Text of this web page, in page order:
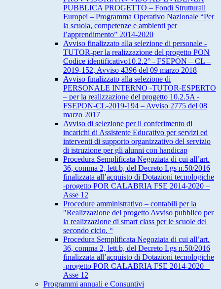
PUBBLICA PROGETTO – Fondi Strutturali
Europei – Programma Operativo Nazionale “Per
la scuola, competenze e ambienti per
l’apprendimento” 2014-2020
Avviso finalizzato alla selezione di personale -
TUTOR-per la realizzazione del progetto PON
Codice identificativo10.2.2° - FSEPON – CL –
2019-152, Avviso 4396 del 09 marzo 2018
Avviso finalizzato alla selezione di
PERSONALE INTERNO -TUTOR-ESPERTO
– per la realizzazione del progetto 10.2.5A -
FSEPON-CL-2019-194 – Avviso 2775 del 08
marzo 2017
Avviso di selezione per il conferimento di
incarichi di Assistente Educativo per servizi ed
interventi di supporto organizzativo del servizio
di istruzione per gli alunni con handicap
Procedura Semplificata Negoziata di cui all’art.
36, comma 2, lett.b, del Decreto Lgs n.50/2016
finalizzata all’acquisto di Dotazioni tecnologiche
-progetto POR CALABRIA FSE 2014-2020 –
Asse 12
Procedure amministrativo – contabili per la
"Realizzazione del progetto Avviso pubblico per
la realizzazione di smart class per le scuole del
secondo ciclo. “
Procedura Semplificata Negoziata di cui all’art.
36, comma 2, lett.b, del Decreto Lgs n.50/2016
finalizzata all’acquisto di Dotazioni tecnologiche
-progetto POR CALABRIA FSE 2014-2020 –
Asse 12
Programmi annuali e Consuntivi